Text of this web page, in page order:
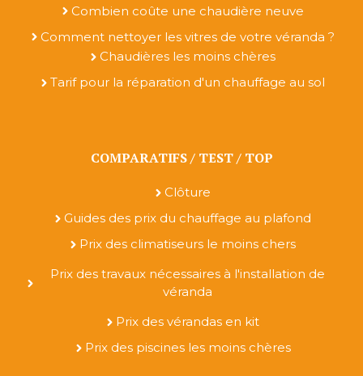
Combien coûte une chaudière neuve
Comment nettoyer les vitres de votre véranda ?
Chaudières les moins chères
Tarif pour la réparation d'un chauffage au sol
COMPARATIFS / TEST / TOP
Clôture
Guides des prix du chauffage au plafond
Prix des climatiseurs le moins chers
Prix des travaux nécessaires à l'installation de
véranda
Prix des vérandas en kit
Prix des piscines les moins chères